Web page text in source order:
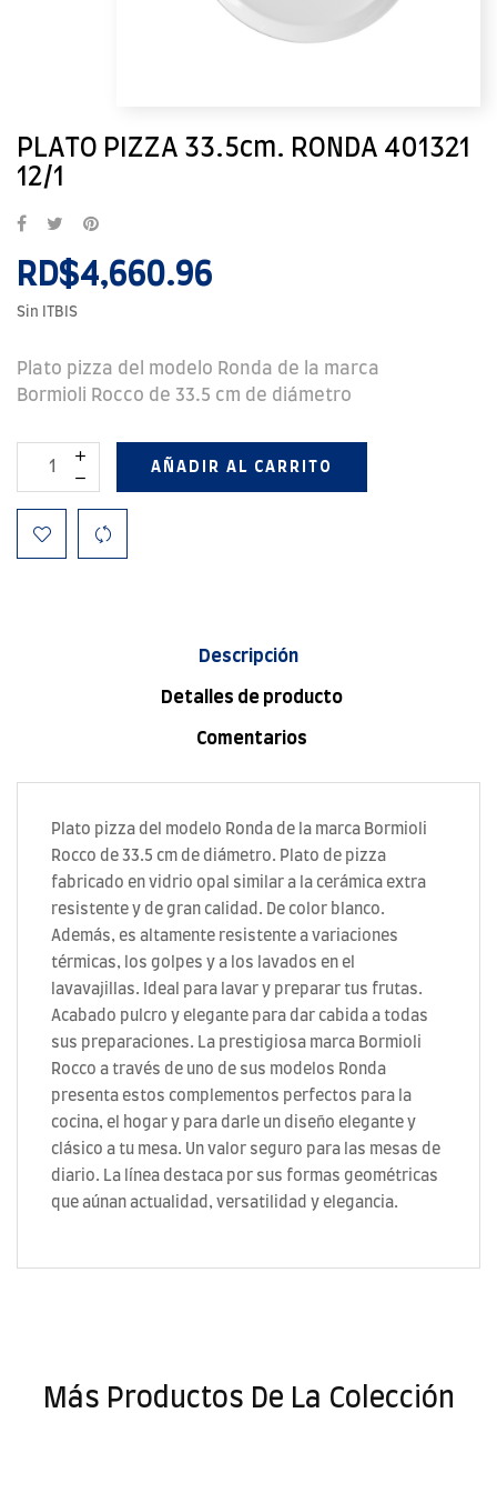
PLATO PIZZA 33.5cm. RONDA 401321
12/1
RD$4,660.96
Sin ITBIS
Plato pizza del modelo Ronda de la marca
Bormioli Rocco de 33.5 cm de diámetro
AÑADIR AL CARRITO
Descripción
Detalles de producto
Comentarios
Plato pizza del modelo Ronda de la marca Bormioli
Rocco de 33.5 cm de diámetro. Plato de pizza
fabricado en vidrio opal similar a la cerámica extra
resistente y de gran calidad. De color blanco.
Además, es altamente resistente a variaciones
térmicas, los golpes y a los lavados en el
lavavajillas. Ideal para lavar y preparar tus frutas.
Acabado pulcro y elegante para dar cabida a todas
sus preparaciones. La prestigiosa marca Bormioli
Rocco a través de uno de sus modelos Ronda
presenta estos complementos perfectos para la
cocina, el hogar y para darle un diseño elegante y
clásico a tu mesa. Un valor seguro para las mesas de
diario. La línea destaca por sus formas geométricas
que aúnan actualidad, versatilidad y elegancia.
Más Productos De La Colección